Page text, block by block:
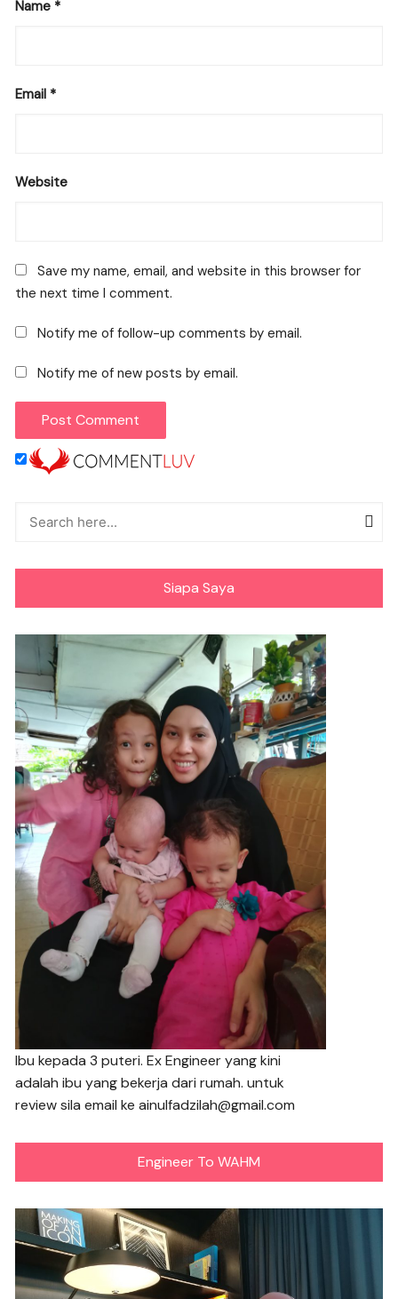
Name *
Email *
Website
Save my name, email, and website in this browser for
the next time I comment.
Notify me of follow-up comments by email.
Notify me of new posts by email.
Siapa Saya
Ibu kepada 3 puteri. Ex Engineer yang kini
adalah ibu yang bekerja dari rumah. untuk
review sila email ke ainulfadzilah@gmail.com
Engineer To WAHM